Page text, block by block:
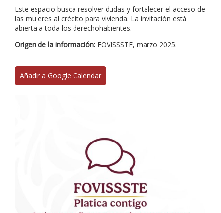
Este espacio busca resolver dudas y fortalecer el acceso de
las mujeres al crédito para vivienda. La invitación está
abierta a toda los derechohabientes.
Origen de la información: FOVISSSTE, marzo 2025.
Añadir a Google Calendar